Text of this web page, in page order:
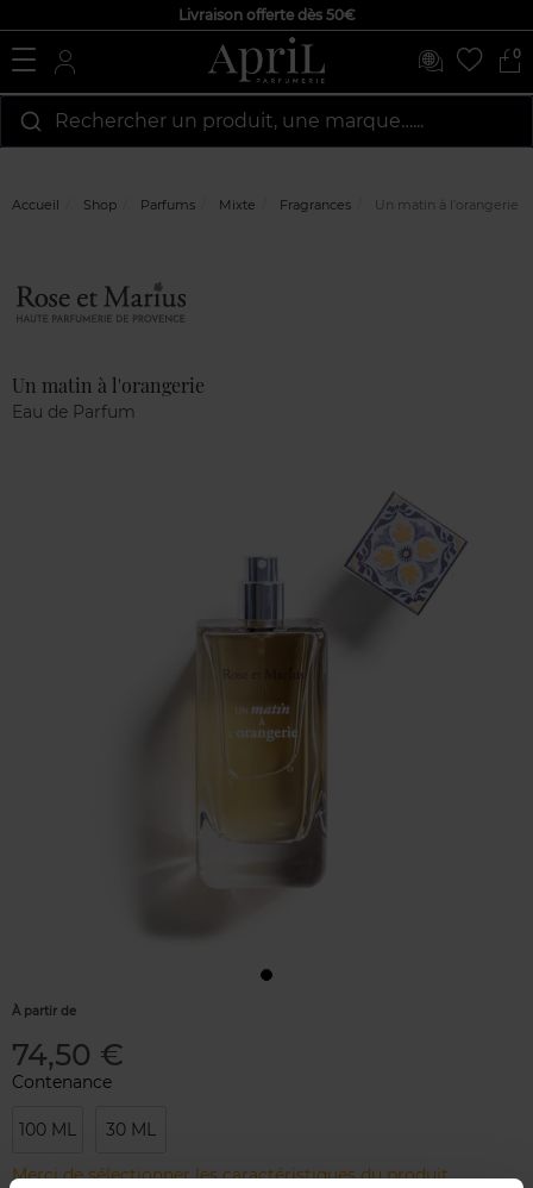
Livraison offerte dès 50€
0
Rechercher un produit, une marque…...
Accueil Shop Parfums Mixte Fragrances Un matin à l'orangerie
Un matin à l'orangerie
Eau de Parfum
À partir de
74,50 €
Contenance
100 ML 30 ML
Merci de sélectionner les caractéristiques du produit.